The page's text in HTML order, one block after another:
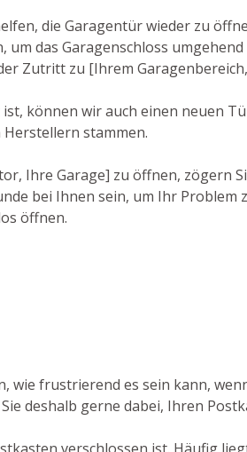
die Garagentür wieder zu
das Garagenschloss
Zutritt zu [Ihrem
können wir auch einen neuen
stammen.
Ihre Garage] zu öffnen, zögern
bei Ihnen sein, um Ihr
öffnen.
wie frustrierend es sein kann,
deshalb gerne dabei, Ihren